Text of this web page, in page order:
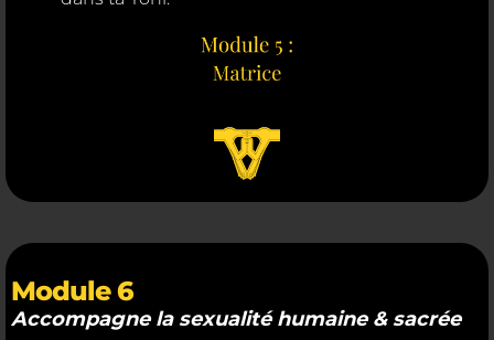
Module 6
Accompagne la sexualité humaine & sacrée